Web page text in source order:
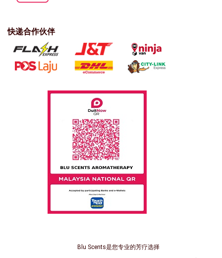
快递合作伙伴
Blu Scents是您专业的芳疗选择